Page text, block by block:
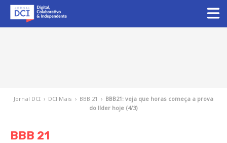
Jornal DCI › DCI Mais › BBB 21 › BBB21: veja que horas começa a prova
do líder hoje (4/3)
BBB 21